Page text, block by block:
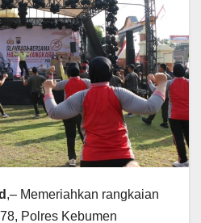
,– Memeriahkan rangkaian
Polres Kebumen